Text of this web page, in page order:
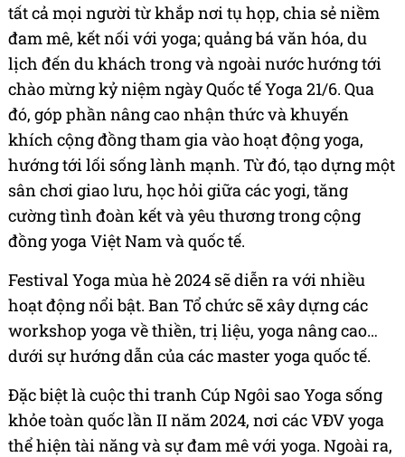
tất cả mọi người từ khắp nơi tụ họp, chia sẻ niềm
đam mê, kết nối với yoga; quảng bá văn hóa, du
lịch đến du khách trong và ngoài nước hướng tới
chào mừng kỷ niệm ngày Quốc tế Yoga 21/6. Qua
đó, góp phần nâng cao nhận thức và khuyến
khích cộng đồng tham gia vào hoạt động yoga,
hướng tới lối sống lành mạnh. Từ đó, tạo dựng một
sân chơi giao lưu, học hỏi giữa các yogi, tăng
cường tình đoàn kết và yêu thương trong cộng
đồng yoga Việt Nam và quốc tế.
Festival Yoga mùa hè 2024 sẽ diễn ra với nhiều
hoạt động nổi bật. Ban Tổ chức sẽ xây dựng các
workshop yoga về thiền, trị liệu, yoga nâng cao…
dưới sự hướng dẫn của các master yoga quốc tế.
Đặc biệt là cuộc thi tranh Cúp Ngôi sao Yoga sống
khỏe toàn quốc lần II năm 2024, nơi các VĐV yoga
thể hiện tài năng và sự đam mê với yoga. Ngoài ra,